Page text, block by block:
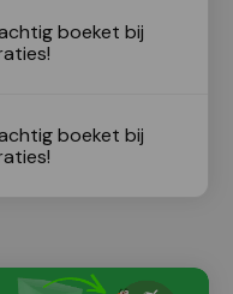
boeket bij
boeket bij